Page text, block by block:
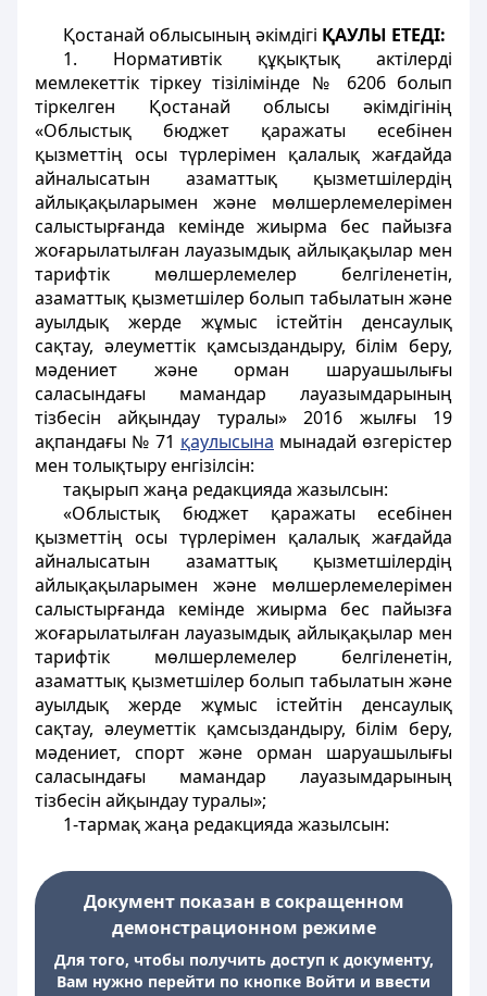
Қостанай облысының әкімдігі ҚАУЛЫ ЕТЕДІ:
1. Нормативтік құқықтық актілерді
мемлекеттік тіркеу тізілімінде № 6206 болып
тіркелген Қостанай облысы әкімдігінің
«Облыстық бюджет қаражаты есебінен
қызметтің осы түрлерiмен қалалық жағдайда
айналысатын азаматтық қызметшiлердiң
айлықақыларымен және мөлшерлемелерімен
салыстырғанда кемiнде жиырма бес пайызға
жоғарылатылған лауазымдық айлықақылар мен
тарифтiк мөлшерлемелер белгіленетін,
азаматтық қызметшілер болып табылатын және
ауылдық жерде жұмыс істейтін денсаулық
сақтау, әлеуметтік қамсыздандыру, білім беру,
мәдениет және орман шаруашылығы
саласындағы мамандар лауазымдарының
тізбесін айқындау туралы» 2016 жылғы 19
ақпандағы № 71 қаулысына мынадай өзгерістер
мен толықтыру енгізілсін:
тақырып жаңа редакцияда жазылсын:
«Облыстық бюджет қаражаты есебінен
қызметтің осы түрлерiмен қалалық жағдайда
айналысатын азаматтық қызметшiлердiң
айлықақыларымен және мөлшерлемелерімен
салыстырғанда кемiнде жиырма бес пайызға
жоғарылатылған лауазымдық айлықақылар мен
тарифтiк мөлшерлемелер белгіленетін,
азаматтық қызметшілер болып табылатын және
ауылдық жерде жұмыс істейтін денсаулық
сақтау, әлеуметтік қамсыздандыру, білім беру,
мәдениет, спорт және орман шаруашылығы
саласындағы мамандар лауазымдарының
тізбесін айқындау туралы»;
1-тармақ жаңа редакцияда жазылсын:
Документ показан в сокращенном
демонстрационном режиме
Для того, чтобы получить доступ к документу,
Вам нужно перейти по кнопке Войти и ввести